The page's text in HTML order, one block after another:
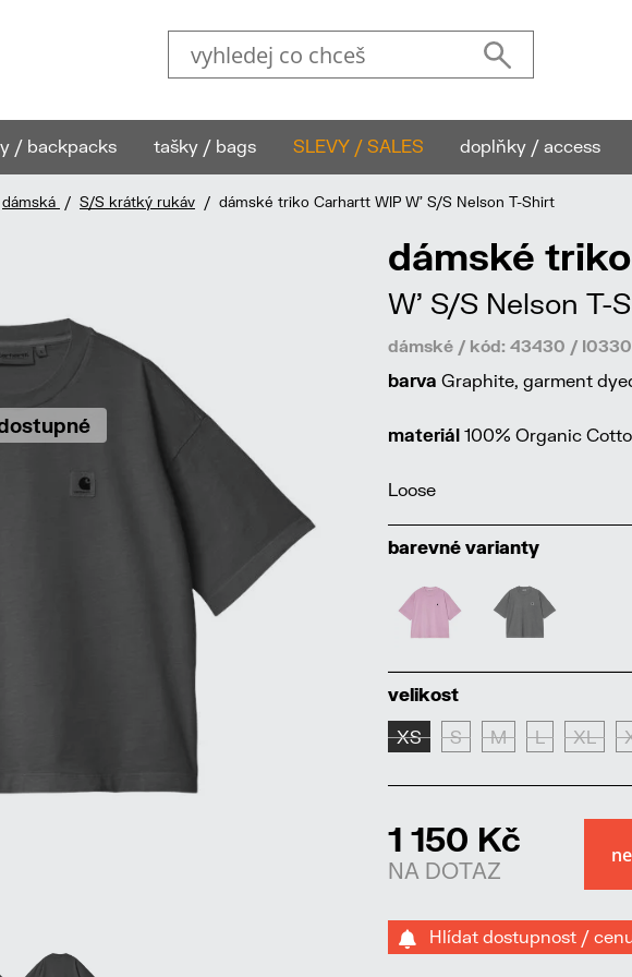
/ backpacks tašky / bags SLEVY / SALES doplňky / access
dámská / S/S krátký rukáv / dámské triko Carhartt WIP W' S/S Nelson T-Shirt
dámské
W' S/S Nelson T-
dámské / kód: 43430 /
barva Graphite, garment
materiál 100% Organic
Loose
barevné varianty
velikost
XS S M L XL
1 150 Kč
NA DOTAZ
Hlídat dostupnost /